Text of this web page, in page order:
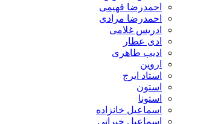
احمدرضا فهیمی
احمدرضا مرادی
ادریس غلامی
ادی عطار
ادیب طاهری
اروین
استاد ایرج
استون
استونا
اسماعیل خانزاده
اسماعیل خیراتی